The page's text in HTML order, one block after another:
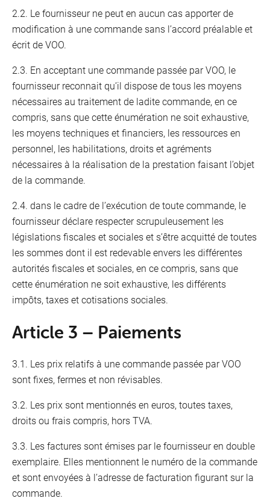
2.2. Le fournisseur ne peut en aucun cas apporter de
modification à une commande sans l’accord préalable et
écrit de VOO.
2.3. En acceptant une commande passée par VOO, le
fournisseur reconnait qu’il dispose de tous les moyens
nécessaires au traitement de ladite commande, en ce
compris, sans que cette énumération ne soit exhaustive,
les moyens techniques et financiers, les ressources en
personnel, les habilitations, droits et agréments
nécessaires à la réalisation de la prestation faisant l’objet
de la commande.
2.4. dans le cadre de l’exécution de toute commande, le
fournisseur déclare respecter scrupuleusement les
législations fiscales et sociales et s’être acquitté de toutes
les sommes dont il est redevable envers les différentes
autorités fiscales et sociales, en ce compris, sans que
cette énumération ne soit exhaustive, les différents
impôts, taxes et cotisations sociales.
Article 3 – Paiements
3.1. Les prix relatifs à une commande passée par VOO
sont fixes, fermes et non révisables.
3.2. Les prix sont mentionnés en euros, toutes taxes,
droits ou frais compris, hors TVA.
3.3. Les factures sont émises par le fournisseur en double
exemplaire. Elles mentionnent le numéro de la commande
et sont envoyées à l’adresse de facturation figurant sur la
commande.